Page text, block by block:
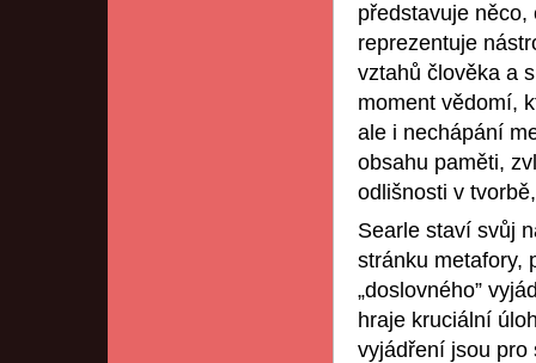
představuje
reprezentuje
vztahů člověka a
moment vědomí,
ale i nechápání
obsahu paměti,
odlišnosti v
Searle staví svůj
stránku metafory,
„doslovného”
hraje kruciální
vyjádření jsou pro